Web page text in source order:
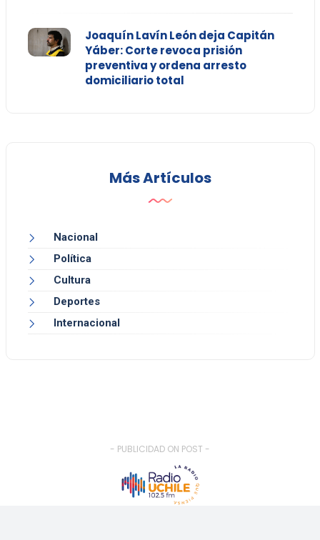
Joaquín Lavín León deja Capitán
Yáber: Corte revoca prisión
preventiva y ordena arresto
domiciliario total
Más Artículos
Nacional
Política
Cultura
Deportes
Internacional
- PUBLICIDAD ON POST -